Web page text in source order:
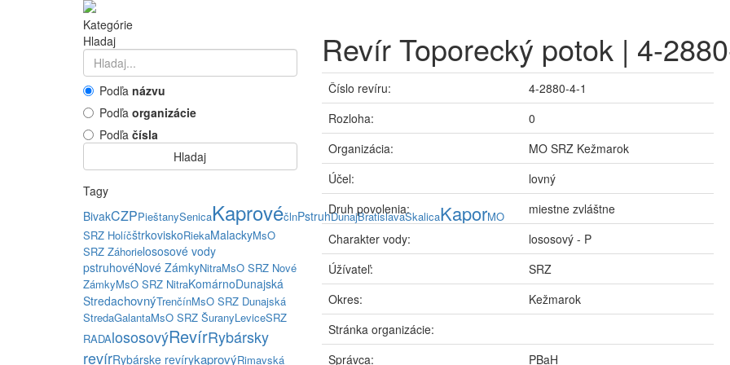
Kategórie
Hladaj
Podľa názvu
Podľa organizácie
Podľa čísla
Hladaj
Tagy
BivakCZPPieštanySenicaKaprovéčlnPstruhDunajBratislavaSkalicaKaporMO
SRZ HolíčštrkoviskoRiekaMalackyMsO
SRZ Záhorielososové vody
pstruhovéNové ZámkyNitraMsO SRZ Nové
ZámkyMsO SRZ NitraKomárnoDunajská
StredachovnýTrenčínMsO SRZ Dunajská
StredaGalantaMsO SRZ ŠuranyLeviceSRZ
RADAlososovýRevírRybársky
revírRybárske revírykaprovýRimavská
Revír Toporecký potok | 4-
Číslo revíru:
4-2880-4-1
Rozloha:
0
Organizácia:
MO SRZ Kežmarok
Účel:
lovný
Druh povolenia:
miestne zvláštne
Charakter vody:
lososový - P
Úžívateľ:
SRZ
Okres:
Kežmarok
Stránka organizácie:
Správca:
PBaH